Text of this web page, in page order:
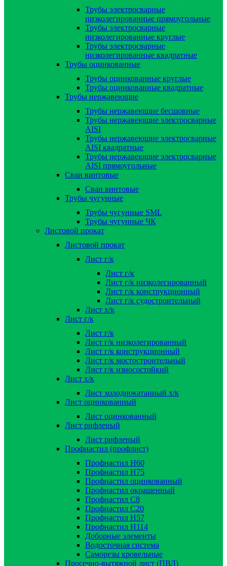
Трубы электросварные
низколегированные прямоугольные
Трубы электросварные
низколегированные круглые
Трубы электросварные
низколегированные квадратные
Трубы оцинкованные
Трубы оцинкованные круглые
Трубы оцинкованные квадратные
Трубы нержавеющие
Трубы нержавеющие бесшовные
Трубы нержавеющие электросварные
AISI
Трубы нержавеющие электросварные
AISI квадратные
Трубы нержавеющие электросварные
AISI прямоугольные
Сваи винтовые
Сваи винтовые
Трубы чугунные
Трубы чугунные SML
Трубы чугунные ЧК
Листовой прокат
Листовой прокат
Лист г/к
Лист г/к
Лист г/к низколегированный
Лист г/к конструкционный
Лист г/к судостроительный
Лист х/к
Лист г/к
Лист г/к
Лист г/к низколегированный
Лист г/к конструкционный
Лист г/к мостостроительный
Лист г/к износостойкий
Лист х/к
Лист холоднокатанный х/к
Лист оцинкованный
Лист оцинкованный
Лист рифленый
Лист рифленый
Профнастил (профлист)
Профнастил Н60
Профнастил Н75
Профнастил оцинкованный
Профнастил окрашенный
Профнастил С8
Профнастил С20
Профнастил Н57
Профнастил Н114
Доборные элементы
Водосточная система
Саморезы кровельные
Просечно-вытяжной лист (ПВЛ)